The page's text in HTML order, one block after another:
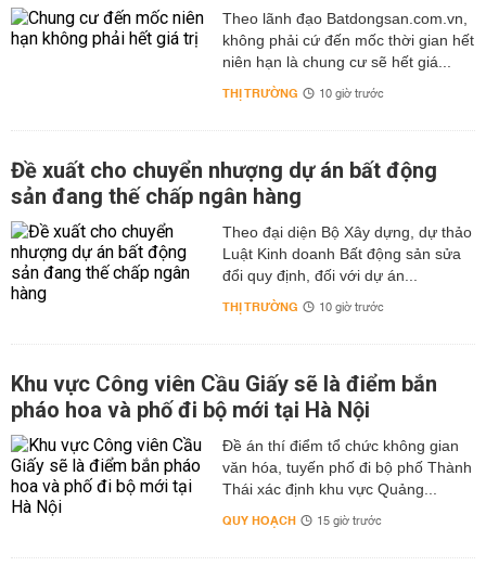
Theo lãnh đạo Batdongsan.com.vn,
không phải cứ đến mốc thời gian hết
niên hạn là chung cư sẽ hết giá...
THỊ TRƯỜNG 10 giờ trước
Đề xuất cho chuyển nhượng dự án bất động
sản đang thế chấp ngân hàng
Theo đại diện Bộ Xây dựng, dự thảo
Luật Kinh doanh Bất động sản sửa
đổi quy định, đối với dự án...
THỊ TRƯỜNG 10 giờ trước
Khu vực Công viên Cầu Giấy sẽ là điểm bắn
pháo hoa và phố đi bộ mới tại Hà Nội
Đề án thí điểm tổ chức không gian
văn hóa, tuyến phố đi bộ phố Thành
Thái xác định khu vực Quảng...
QUY HOẠCH 15 giờ trước